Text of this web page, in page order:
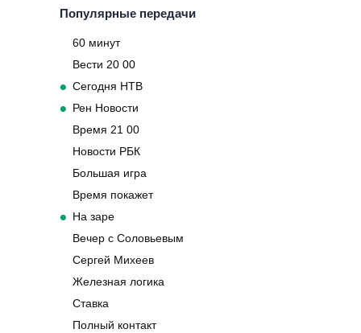
Популярные передачи
60 минут
Вести 20 00
Сегодня НТВ
Рен Новости
Время 21 00
Новости РБК
Большая игра
Время покажет
На заре
Вечер с Соловьевым
Сергей Михеев
Железная логика
Ставка
Полный контакт